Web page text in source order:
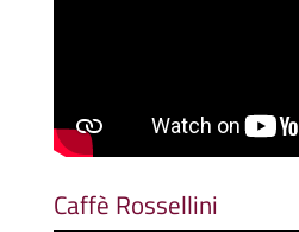
Caffè Rossellini